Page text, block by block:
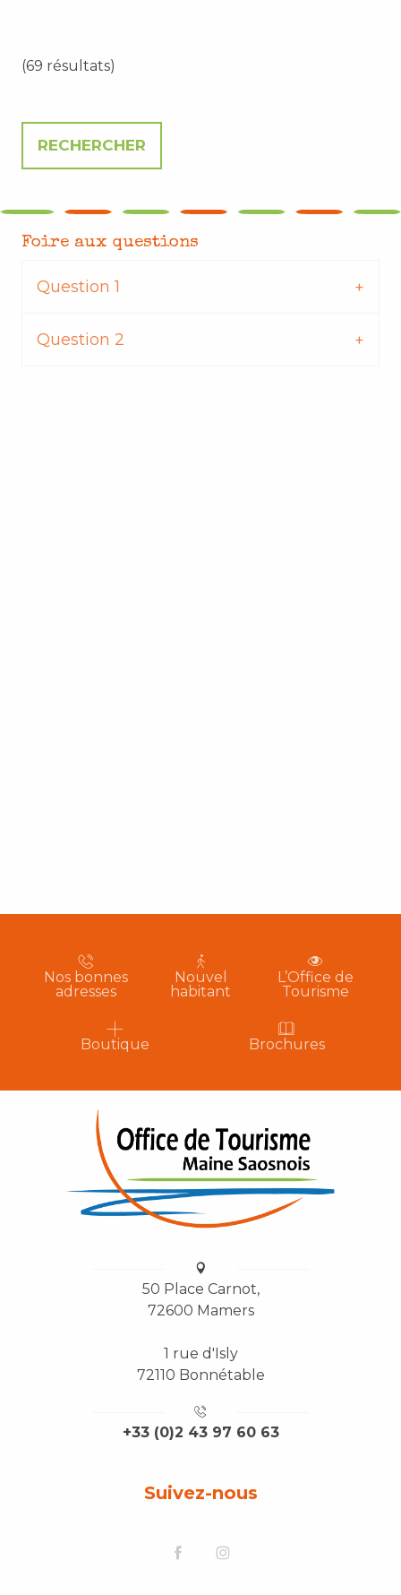
(69 résultats)
Foire aux questions
Question 1
Question 2
Nos bonnes
adresses
Nouvel
habitant
L’Office de
Tourisme
Boutique Brochures
50 Place Carnot,
72600 Mamers
1 rue d'Isly
72110 Bonnétable
+33 (0)2 43 97 60 63
Suivez-nous